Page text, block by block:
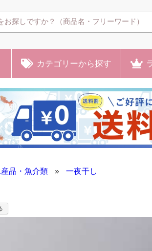
カテゴリーから探す
産品・魚介類 » 一夜干し